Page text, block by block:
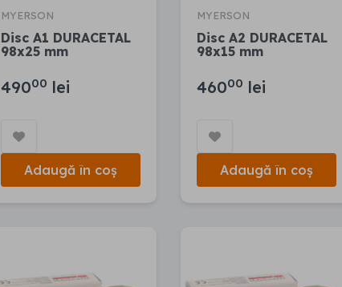
MYERSON
Disc A1 DURACETAL
98x25 mm
49000 lei
Adaugă în coș
MYERSON
Disc A2 DURACETAL
98x15 mm
46000 lei
Adaugă în coș